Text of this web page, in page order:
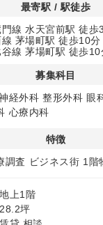
ニック数は4件。昼
推計患者数は整形外
人/日、皮膚科115
関が不足傾向。2026
ます。
ク区画、スケルトン
目は内科・小児科・
喉科・泌尿器科・皮
件の利点を活かした
細はお問い合わせく
最寄駅 / 駅徒歩
線 水天宮前駅 徒歩
茅場町駅 徒歩10分
線 茅場町駅 徒歩10
募集科目
経外科 整形外科 眼
心療内科
特徴
調査 ビジネス街 1階
地上1階
28.2坪